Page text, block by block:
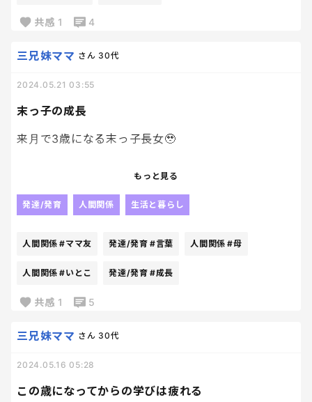
共感 1 4
末っ子の成長
三兄妹ママ さん 30代
2024.05.21 03:55
来月で3歳になる末っ子長女🥹
このヨチヨチ感とこの3頭身がほんっとにかわいいよ
と！！って言って見てたなぁ
今はスタスタ歩くし、走るし、しっかりしたし、な
成長早過ぎて泣けるぅぅぅ
なしで自由に楽しんでるし。笑
もっと見る
発達/発育 人間関係 生活と暮らし
人間関係 #ママ友 発達/発育 #言葉 人間関係 #母
人間関係 #いとこ 発達/発育 #成長
共感 1 5
この歳になってからの学びは疲れる
三兄妹ママ さん 30代
2024.05.16 05:28